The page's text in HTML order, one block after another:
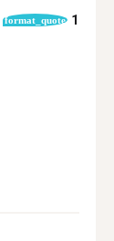
format_quote 1